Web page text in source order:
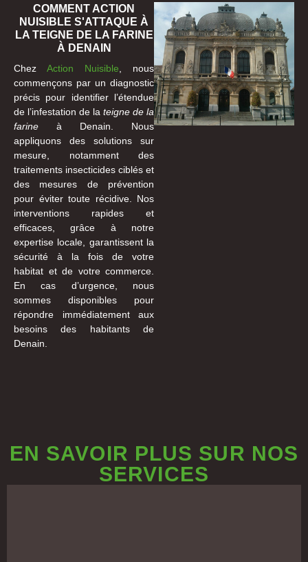
COMMENT ACTION
NUISIBLE S'ATTAQUE À
LA TEIGNE DE LA FARINE
À DENAIN
Chez Action Nuisible , nous
commençons par un diagnostic
précis pour identifier l’étendue
de l’infestation de la teigne de la
farine à Denain. Nous
appliquons des solutions sur
mesure, notamment des
traitements insecticides ciblés et
des mesures de prévention
pour éviter toute récidive. Nos
interventions rapides et
efficaces, grâce à notre
expertise locale, garantissent la
sécurité à la fois de votre
habitat et de votre commerce.
En cas d’urgence, nous
sommes disponibles pour
répondre immédiatement aux
besoins des habitants de
Denain.
EN SAVOIR PLUS SUR NOS
SERVICES